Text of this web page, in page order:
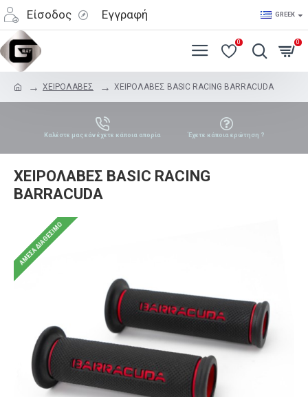
Είσοδος Εγγραφή GREEK
0 0
ΧΕΙΡΟΛΑΒΕΣ ΧΕΙΡΟΛΑΒΕΣ BASIC RACING BARRACUDA
Καλέστε μας εάν έχετε κάποια απορία Έχετε κάποια ερώτηση ?
ΧΕΙΡΟΛΑΒΕΣ BASIC RACING
BARRACUDA
ΆΜΕΣΑ ΔΙΑΘΈΣΙΜΟ